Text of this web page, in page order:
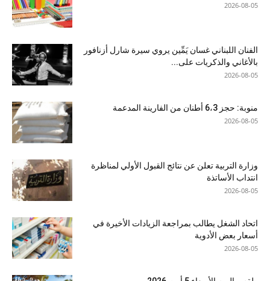
2026-08-05
الفنان اللبناني غسان يَمِّين يروي سيرة شارل أزنافور
بالأغاني والذكريات على...
2026-08-05
منوبة: حجز 6،3 أطنان من الفارينة المدعمة
2026-08-05
وزارة التربية تعلن عن نتائج القبول الأولي لمناظرة
انتداب الأساتذة
2026-08-05
اتحاد الشغل يطالب بمراجعة الزيادات الأخيرة في
أسعار بعض الأدوية
2026-08-05